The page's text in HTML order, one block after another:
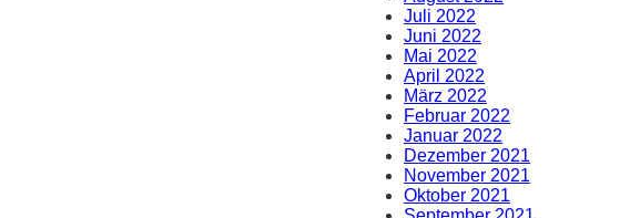
Juli 2022
Juni 2022
Mai 2022
April 2022
März 2022
Februar 2022
Januar 2022
Dezember 2021
November 2021
Oktober 2021